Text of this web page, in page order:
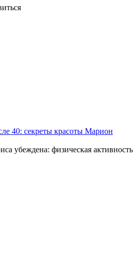
40: секреты красоты Марион
убеждена: физическая активность